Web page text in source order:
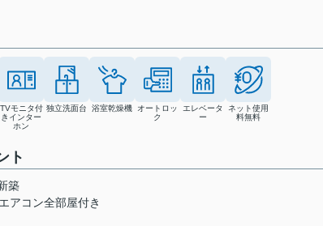
TVモニタ付
きインター
ホン
独立洗面台 浴室乾燥機
オートロッ
ク
エレベータ
ー
ネット使用
料無料
ト
築
アコン全部屋付き